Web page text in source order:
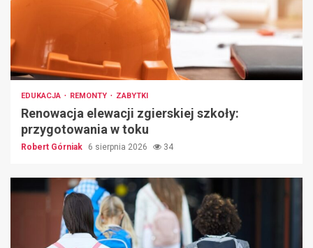
EDUKACJA REMONTY ZABYTKI
Renowacja elewacji zgierskiej szkoły:
przygotowania w toku
Robert Górniak 6 sierpnia 2026 34